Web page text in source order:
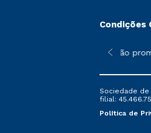
Condições
sofrer alterações nos
*A condição
Sociedade de
filial:
Política de